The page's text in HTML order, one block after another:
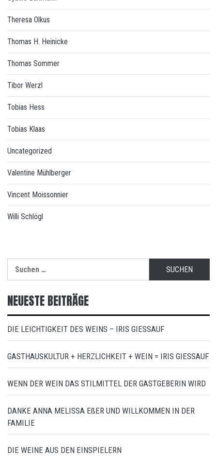
Theresa Olkus
Thomas H. Heinicke
Thomas Sommer
Tibor Werzl
Tobias Hess
Tobias Klaas
Uncategorized
Valentine Mühlberger
Vincent Moissonnier
Willi Schlögl
nach:
NEUESTE BEITRÄGE
DIE LEICHTIGKEIT DES WEINS – IRIS GIESSAUF
GASTHAUSKULTUR + HERZLICHKEIT + WEIN = IRIS GIESSAUF
WENN DER WEIN DAS STILMITTEL DER GASTGEBERIN WIRD
DANKE ANNA MELISSA EßER UND WILLKOMMEN IN DER
FAMILIE
DIE WEINE AUS DEN EINSPIELERN